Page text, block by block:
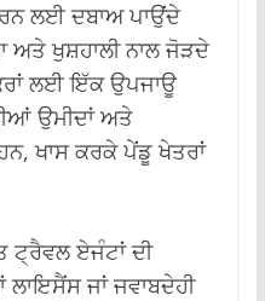
ਲਈ ਦਬਾਅ ਪਾਉਂਦੇ
ਅਤੇ ਖੁਸ਼ਹਾਲੀ ਨਾਲ ਜੋੜਦੇ
ਲਈ ਇੱਕ ਉਪਜਾਊ
ਉਮੀਦਾਂ ਅਤੇ
ਖਾਸ ਕਰਕੇ ਪੇਂਡੂ ਖੇਤਰਾਂ
ਟ੍ਰੈਵਲ ਏਜੰਟਾਂ ਦੀ
ਜਾਂ ਜਵਾਬਦੇਹੀ